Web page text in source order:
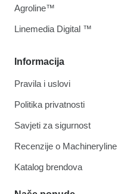
Informacija
Pravila i uslovi
Politika privatnosti
Savjeti za sigurnost
Recenzije o Machineryline
Katalog brendova
Agroline™
Linemedia Digital ™